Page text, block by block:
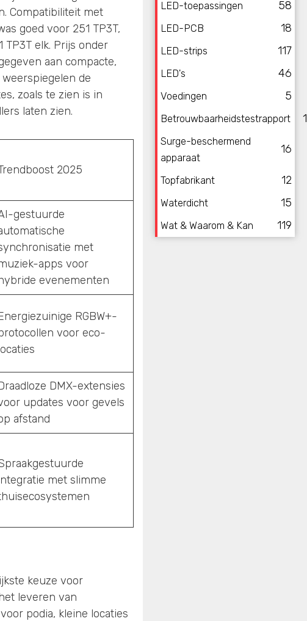
Compatibiliteit met
goed voor 251 TP3T,
elk. Prijs onder
aan compacte,
de
zoals te zien is in
laten zien.
2025
gestuurde
met
apps voor
evenementen
RGBW+-
voor eco-
DMX-extensies
updates voor gevels
afstand
met slimme
keuze voor
leveren van
podia, kleine locaties
LED-toepassingen 58
LED-PCB 18
LED-strips 117
LED's 46
Voedingen 5
Betrouwbaarheidstestrapport
Surge-beschermend
apparaat
16
Topfabrikant 12
Waterdicht 15
Wat & Waarom & Kan 119